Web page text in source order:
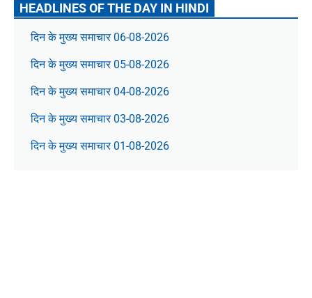
HEADLINES OF THE DAY IN HINDI
दिन के मुख्य समाचार 06-08-2026
दिन के मुख्य समाचार 05-08-2026
दिन के मुख्य समाचार 04-08-2026
दिन के मुख्य समाचार 03-08-2026
दिन के मुख्य समाचार 01-08-2026